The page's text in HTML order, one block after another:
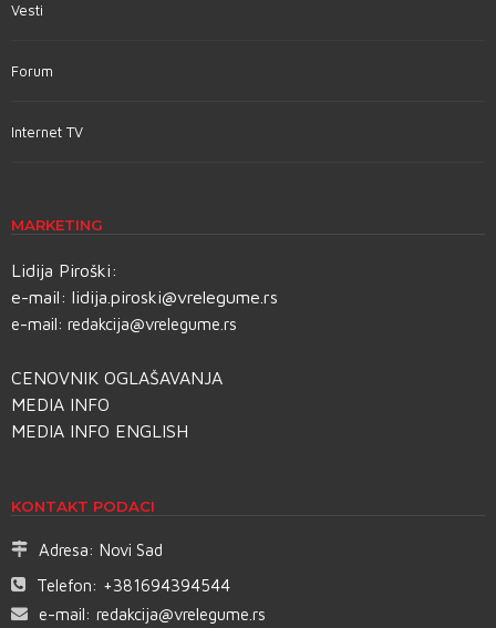
Vesti
Forum
Internet TV
MARKETING
Lidija Piroški:
e-mail: lidija.piroski@vrelegume.rs
e-mail: redakcija@vrelegume.rs
CENOVNIK OGLAŠAVANJA
MEDIA INFO
MEDIA INFO ENGLISH
KONTAKT PODACI
Adresa: Novi Sad
Telefon: +381694394544
e-mail: redakcija@vrelegume.rs